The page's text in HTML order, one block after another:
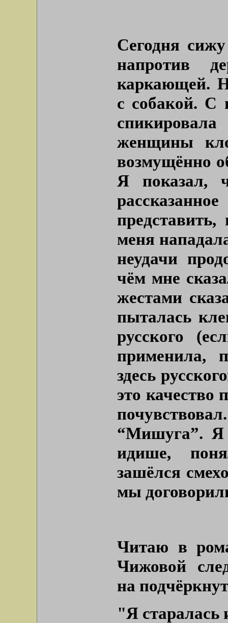
Сегодня
напротив
каркающей.
с собакой. С
женщины
возмущённо
Я показал,
меня
неудачи
чём мне
жестами
пыталась
русского
применила,
здесь
это качество
“Мишуга”. Я
идише,
зашёлся
мы
Читаю в
Чижовой
на
"Я старалась